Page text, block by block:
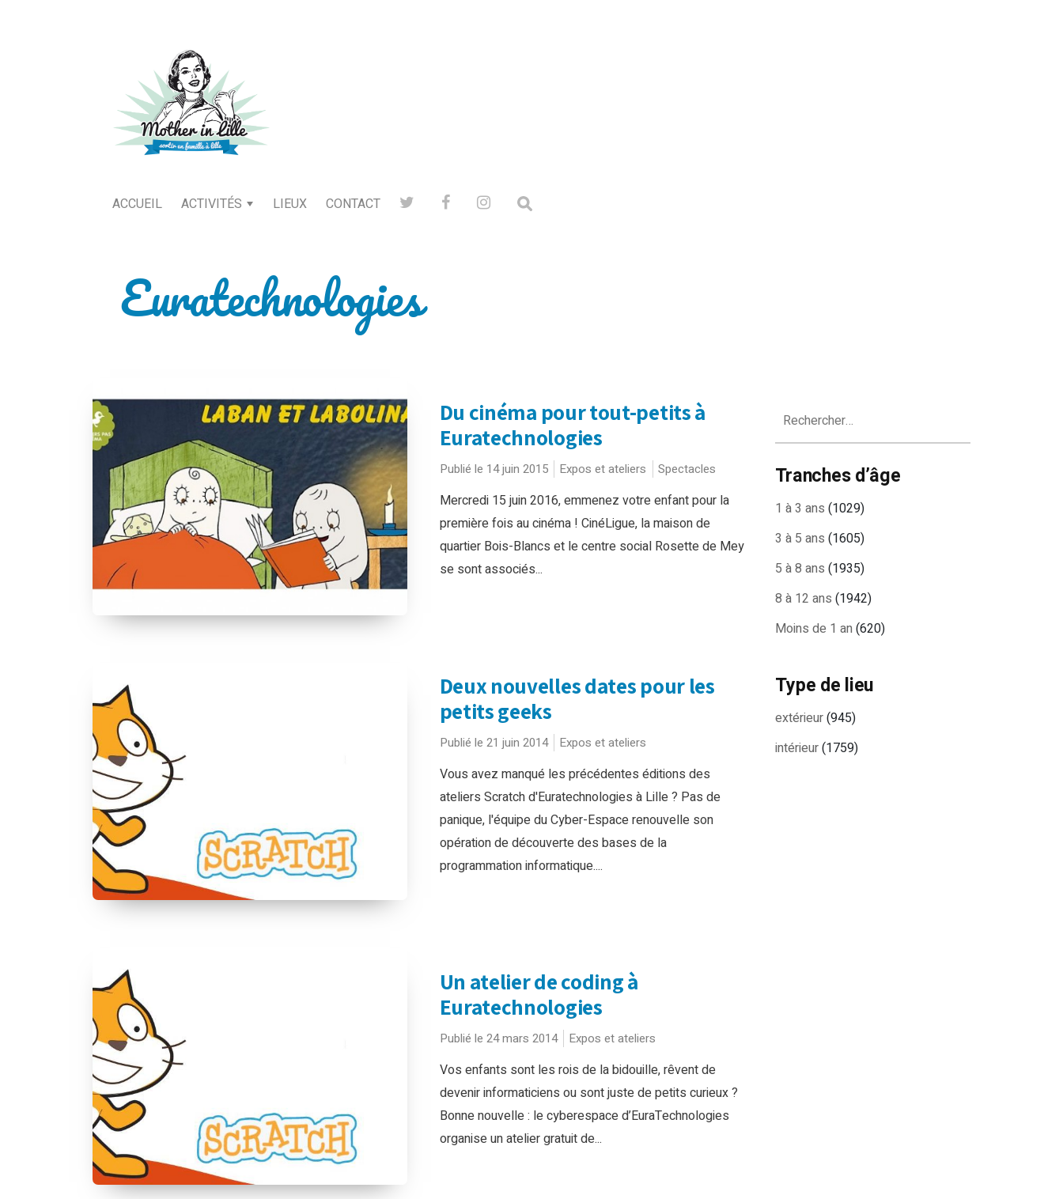
ACCUEIL ACTIVITÉS LIEUX CONTACT
Euratechnologies
Du cinéma pour tout-petits à
Euratechnologies
Publié le 14 juin 2015 Expos et ateliers Spectacles
Mercredi 15 juin 2016, emmenez votre enfant pour la
première fois au cinéma ! CinéLigue, la maison de
quartier Bois-Blancs et le centre social Rosette de Mey
se sont associés...
Deux nouvelles dates pour les
petits geeks
Publié le 21 juin 2014 Expos et ateliers
Vous avez manqué les précédentes éditions des
ateliers Scratch d'Euratechnologies à Lille ? Pas de
panique, l'équipe du Cyber-Espace renouvelle son
opération de découverte des bases de la
programmation informatique....
Un atelier de coding à
Euratechnologies
Publié le 24 mars 2014 Expos et ateliers
Vos enfants sont les rois de la bidouille, rêvent de
devenir informaticiens ou sont juste de petits curieux ?
Bonne nouvelle : le cyberespace d’EuraTechnologies
organise un atelier gratuit de...
Tranches d’âge
1 à 3 ans (1029)
3 à 5 ans (1605)
5 à 8 ans (1935)
8 à 12 ans (1942)
Moins de 1 an (620)
Type de lieu
extérieur(945)
intérieur(1759)